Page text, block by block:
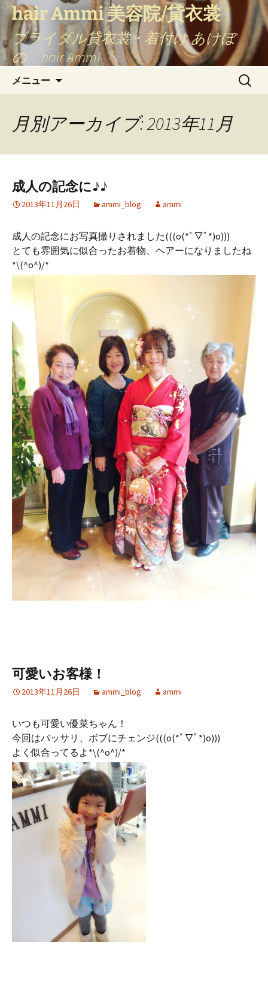
テ
ン
ツ
ス
hair Ammi 美容院/貸衣裳
ブライダル貸衣裳・着付け あけぼ
の hair Ammi
メニュー
検
索:
月別アーカイブ: 2013年11月
成人の記念に♪♪
2013年11月26日 ammi_blog ammi
成人の記念にお写真撮りされました(((o(*ﾟ▽ﾟ*)o)))
とても雰囲気に似合ったお着物、ヘアーになりましたね
*\(^o^)/*
可愛いお客様！
2013年11月26日 ammi_blog ammi
いつも可愛い優菜ちゃん！
今回はバッサリ、ボブにチェンジ(((o(*ﾟ▽ﾟ*)o)))
よく似合ってるよ*\(^o^)/*